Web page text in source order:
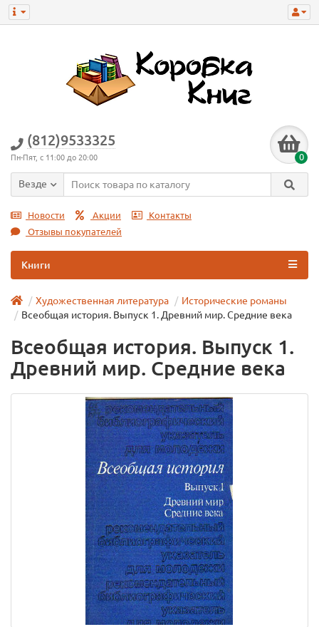
(812)9533325
Пн-Пят, с 11:00 до 20:00 0
Везде
Новости Акции
Контакты
Отзывы покупателей
Книги
Художественная литература
Исторические романы
Всеобщая история. Выпуск 1. Древний мир. Средние века
Всеобщая история. Выпуск 1.
Древний мир. Средние века